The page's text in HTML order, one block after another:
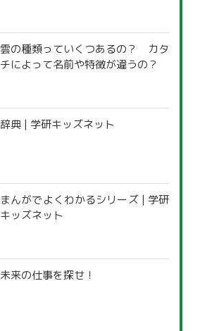
雲の種類っていくつあるの？ カタ
チによって名前や特徴が違うの？
辞典 | 学研キッズネット
まんがでよくわかるシリーズ | 学研
キッズネット
未来の仕事を探せ！